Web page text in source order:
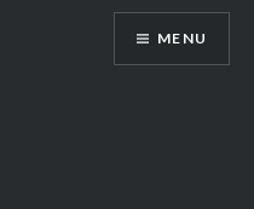
MENU